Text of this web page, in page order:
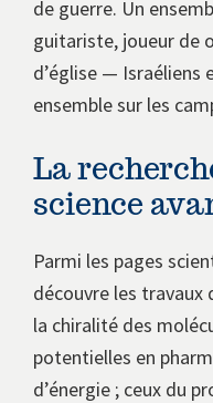
de guerre. Un
guitariste, joueur de
d’église — Israéliens
ensemble sur les
La
science
Parmi les pages
découvre les
la chiralité des
potentielles en
d’énergie ; ceux du